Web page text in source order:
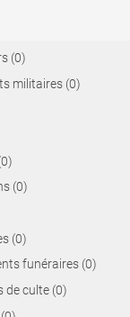
(0)
militaires (0)
(0)
(0)
funéraires (0)
de culte (0)